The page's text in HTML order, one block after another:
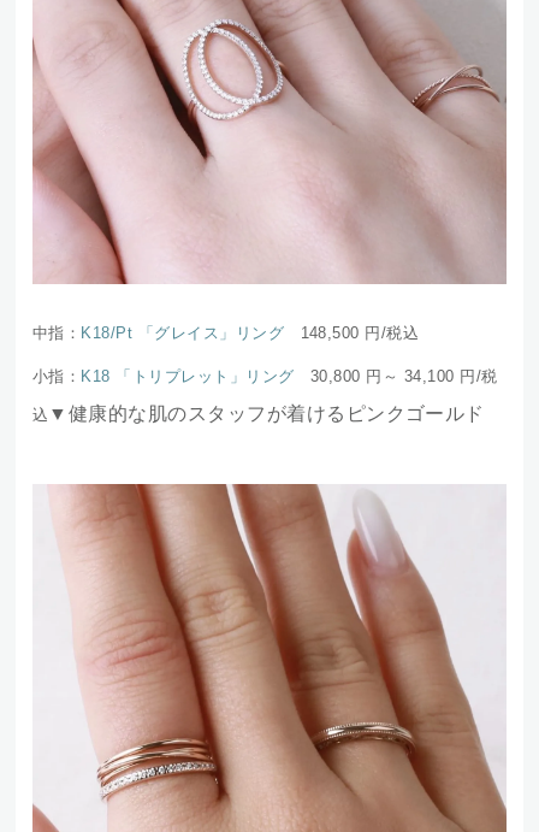
中指： K18/Pt 「グレイス」リング 148,500 円/税込
小指： K18 「トリプレット」リング 30,800 円～ 34,100 円/税
込 ▼健康的な肌のスタッフが着けるピンクゴールド